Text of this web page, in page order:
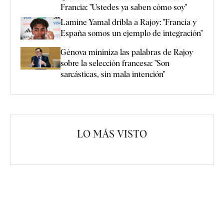
Francia: "Ustedes ya saben cómo soy"
Lamine Yamal dribla a Rajoy: "Francia y
España somos un ejemplo de integración"
Génova mininiza las palabras de Rajoy
sobre la selección francesa: "Son
sarcásticas, sin mala intención"
LO MÁS VISTO